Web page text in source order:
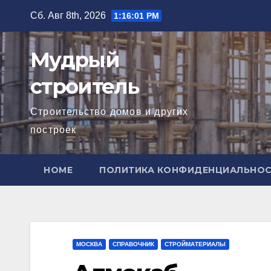
содержимому
Сб. Авг 8th, 2026 1:16:02 PM
Мудрый
строитель
Строительство домов и других
построек
HOME ПОЛИТИКА
МОСКВА СПРАВОЧНИК СТРОЙМАТЕРИАЛЫ